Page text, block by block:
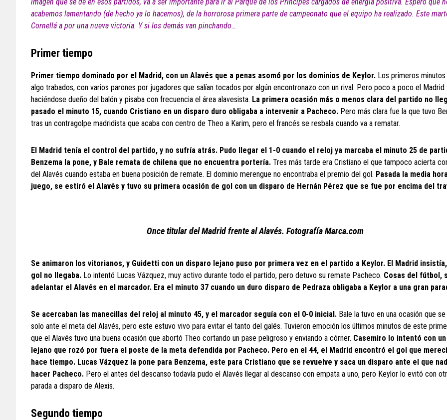
acabemos lamentando (de hecho ya lo hacemos), de la horrorosa primera parte de campeonato que el equipo ha realizado. Este
Cornellá a por una nueva victoria. Y si los demás van pinchando…
Primer tiempo
Primer tiempo dominado por el Madrid, con un Alavés que a penas asomó por los dominios de Keylor. Los primeros
algo trabados, con varios parones por jugadores que salían tocados por algún encontronazo con un rival. Pero poco a poco el Madrid
haciéndose dueño del balón y pisaba con frecuencia el área alavesista. La primera ocasión más o menos clara del partido no
pasado el minuto 15, cuando Cristiano en un disparo duro obligaba a intervenir a Pacheco. Pero más clara fue la que tuvo
tras un contragolpe madridista que acaba con centro de Theo a Karim, pero el francés se resbala cuando va a rematar.
El Madrid tenía el control del partido, y no sufría atrás. Pudo llegar el 1-0 cuando el reloj ya marcaba el minuto 25 de
Benzema la pone, y Bale remata de chilena que no encuentra portería. Tres más tarde era Cristiano el que tampoco acierta
del Alavés cuando estaba en buena posición de remate. El dominio merengue no encontraba el premio del gol. Pasada la media
juego, se estiró el Alavés y tuvo su primera ocasión de gol con un disparo de Hernán Pérez que se fue por encima del
Once titular del Madrid frente al Alavés. Fotografía Marca.com
Se animaron los vitorianos, y Guidetti con un disparo lejano puso por primera vez en el partido a Keylor. El Madrid
gol no llegaba. Lo intentó Lucas Vázquez, muy activo durante todo el partido, pero detuvo su remate Pacheco. Cosas del fútbol,
adelantar el Alavés en el marcador. Era el minuto 37 cuando un duro disparo de Pedraza obligaba a Keylor a una gran
Se acercaban las manecillas del reloj al minuto 45, y el marcador seguía con el 0-0 inicial. Bale la tuvo en una ocasión que
solo ante el meta del Alavés, pero este estuvo vivo para evitar el tanto del galés. Tuvieron emoción los últimos minutos de este
que el Alavés tuvo una buena ocasión que abortó Theo cortando un pase peligroso y enviando a córner. Casemiro lo intentó con
lejano que rozó por fuera el poste de la meta defendida por Pacheco. Pero en el 44, el Madrid encontró el gol que
hace tiempo. Lucas Vázquez la pone para Benzema, este para Cristiano que se revuelve y saca un disparo ante el que
hacer Pacheco. Pero el antes del descanso todavía pudo el Alavés llegar al descanso con empata a uno, pero Keylor lo evitó con
parada a disparo de Alexis.
Segundo tiempo